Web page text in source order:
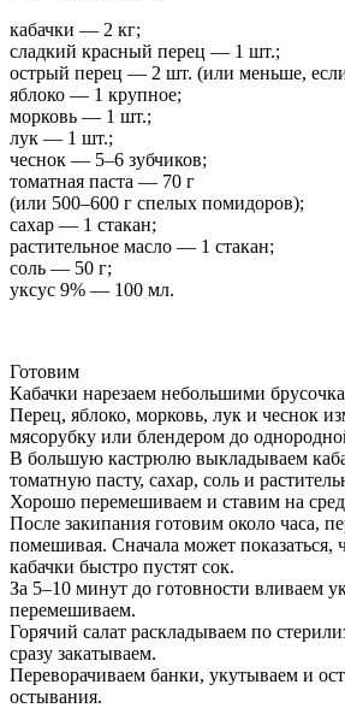
кабачки — 2 кг;
сладкий красный перец — 1 шт.;
острый перец — 2 шт. (или меньше,
яблоко — 1 крупное;
морковь — 1 шт.;
лук — 1 шт.;
чеснок — 5–6 зубчиков;
томатная паста — 70 г
(или 500–600 г спелых помидоров);
сахар — 1 стакан;
растительное масло — 1 стакан;
соль — 50 г;
уксус 9% — 100 мл.
Готовим
Кабачки нарезаем небольшими
Перец, яблоко, морковь, лук и чеснок
мясорубку или блендером до
В большую кастрюлю выкладываем
томатную пасту, сахар, соль и
Хорошо перемешиваем и ставим на
После закипания готовим около часа,
помешивая. Сначала может показаться,
кабачки быстро пустят сок.
За 5–10 минут до готовности вливаем
перемешиваем.
Горячий салат раскладываем по
сразу закатываем.
Переворачиваем банки, укутываем и
остывания.